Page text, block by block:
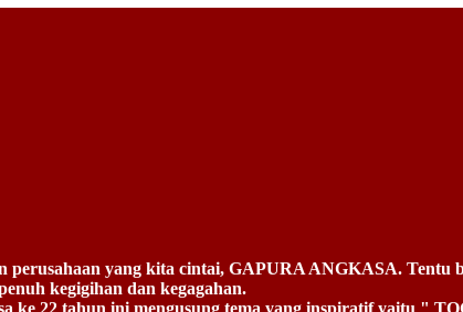
kegigihan dan kegagahan.
ke 22 tahun ini mengusung tema yang inspiratif yaitu "